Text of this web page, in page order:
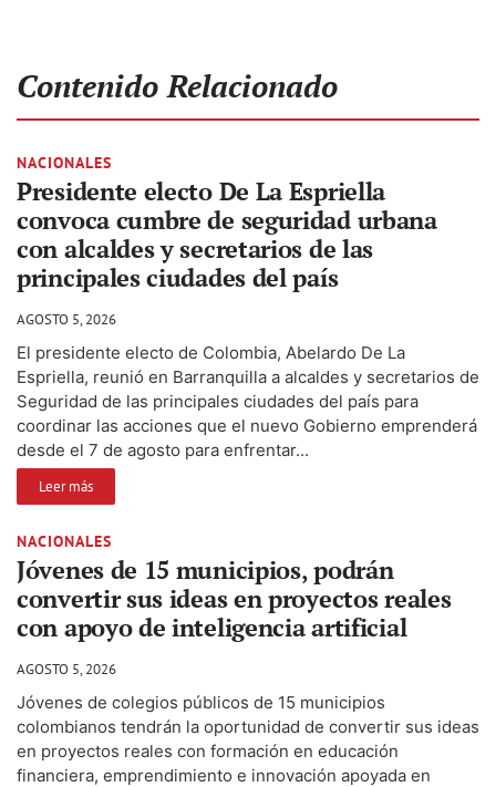
Contenido Relacionado
NACIONALES
Presidente electo De La Espriella
convoca cumbre de seguridad urbana
con alcaldes y secretarios de las
principales ciudades del país
AGOSTO 5, 2026
El presidente electo de Colombia, Abelardo De La
Espriella, reunió en Barranquilla a alcaldes y secretarios de
Seguridad de las principales ciudades del país para
coordinar las acciones que el nuevo Gobierno emprenderá
desde el 7 de agosto para enfrentar...
Leer más
NACIONALES
Jóvenes de 15 municipios, podrán
convertir sus ideas en proyectos reales
con apoyo de inteligencia artificial
AGOSTO 5, 2026
Jóvenes de colegios públicos de 15 municipios
colombianos tendrán la oportunidad de convertir sus ideas
en proyectos reales con formación en educación
financiera, emprendimiento e innovación apoyada en